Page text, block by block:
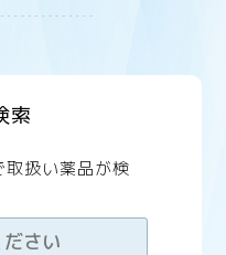
索
扱い薬品が検